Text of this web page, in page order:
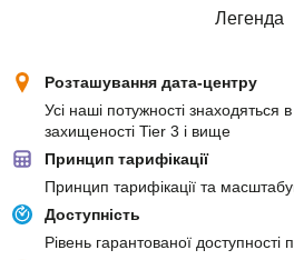
Легенда
Розташування дата-центру
Усі наші потужності знаходяться
захищеності Tier 3 і вище
Принцип тарифікації
Принцип тарифікації та
Доступність
Рівень гарантованої доступності